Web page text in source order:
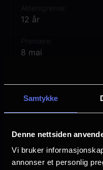
Samtykke
Denne nettsiden
Vi bruker
annonser et personlig
12 år
8 mai
1 time 33 min
Vurdering: (68